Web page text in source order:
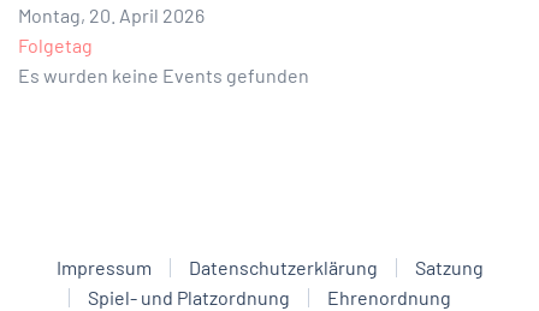
Montag, 20. April 2026
Folgetag
Es wurden keine Events gefunden
Impressum Datenschutzerklärung
Satzung
Spiel- und Platzordnung
Ehrenordnung